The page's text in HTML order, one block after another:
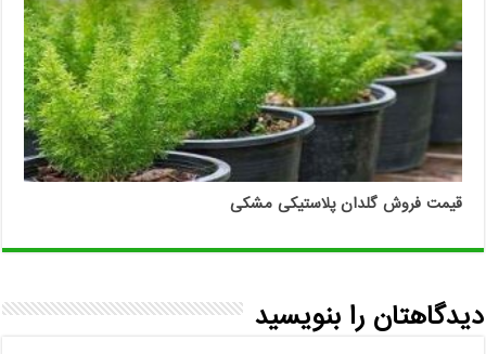
قیمت فروش گلدان پلاستیکی مشکی
دیدگاهتان را بنویسید